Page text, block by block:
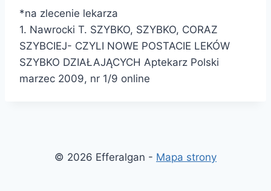
*na zlecenie lekarza
1. Nawrocki T. SZYBKO, SZYBKO, CORAZ
SZYBCIEJ- CZYLI NOWE POSTACIE LEKÓW
SZYBKO DZIAŁAJĄCYCH Aptekarz Polski
marzec 2009, nr 1/9 online
© 2026 Efferalgan - Mapa strony